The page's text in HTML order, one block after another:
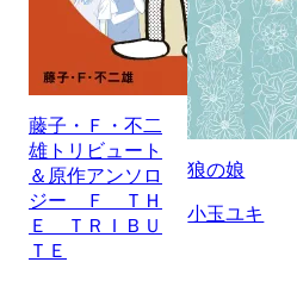
藤子・Ｆ・不二
雄トリビュート
＆原作アンソロ
ジー Ｆ ＴＨ
Ｅ ＴＲＩＢＵ
ＴＥ
狼の娘
小玉ユキ